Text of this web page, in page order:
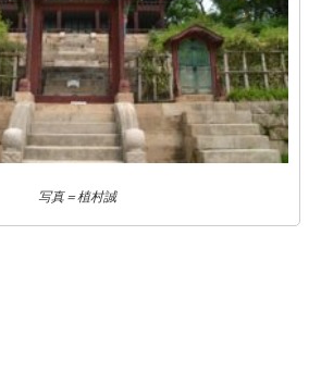
写真＝植村誠